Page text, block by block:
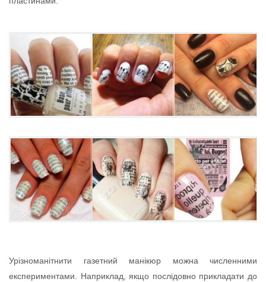
Урізноманітнити газетний манікюр можна численними
експериментами. Наприклад, якщо послідовно прикладати до